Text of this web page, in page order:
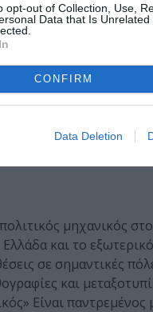
opt-out of Collection, Use,
Data that Is
CONFIRM
Data Deletion
το Εργαστήριο
Τέχνης «Με φαντασία
μια
Γιώργου Τσάτσου
και η ζωγραφική
μηχανικός
και το
σε σημαντικές
και
Είναι